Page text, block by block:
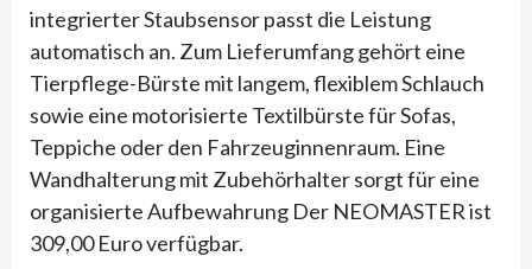
integrierter Staubsensor passt die Leistung
automatisch an. Zum Lieferumfang gehört eine
Tierpflege-Bürste mit langem, flexiblem Schlauch
sowie eine motorisierte Textilbürste für Sofas,
Teppiche oder den Fahrzeuginnenraum. Eine
Wandhalterung mit Zubehörhalter sorgt für eine
organisierte Aufbewahrung Der NEOMASTER ist
309,00 Euro verfügbar.